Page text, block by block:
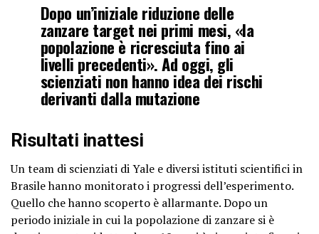
Dopo un’iniziale riduzione delle
zanzare target nei primi mesi, «la
popolazione è ricresciuta fino ai
livelli precedenti». Ad oggi, gli
scienziati non hanno idea dei rischi
derivanti dalla mutazione
Risultati inattesi
Un team di scienziati di Yale e diversi istituti scientifici in
Brasile hanno monitorato i progressi dell’esperimento.
Quello che hanno scoperto è allarmante. Dopo un
periodo iniziale in cui la popolazione di zanzare si è